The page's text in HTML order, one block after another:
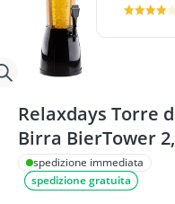
Relaxdays Torre
Birra BierTower
spedizione immediata
spedizione gratuita